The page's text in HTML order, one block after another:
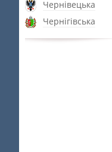
Чернівецька
Чернігівська